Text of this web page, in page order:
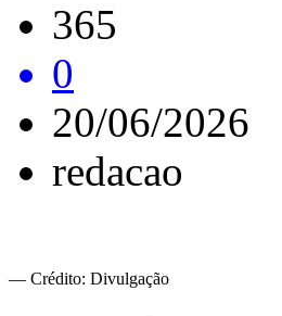
365
0
20/06/2026
redacao
— Crédito: Divulgação